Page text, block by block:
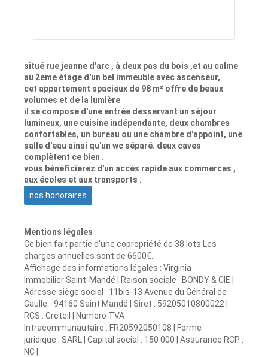
situé rue jeanne d'arc , à deux pas du bois ,et au calme
au 2eme étage d'un bel immeuble avec ascenseur,
cet appartement spacieux de 98 m² offre de beaux
volumes et de la lumière
il se compose d'une entrée desservant un séjour
lumineux, une cuisine indépendante, deux chambres
confortables, un bureau ou une chambre d'appoint, une
salle d'eau ainsi qu'un wc séparé. deux caves
complètent ce bien .
vous bénéficierez d'un accès rapide aux commerces ,
aux écoles et aux transports .
nos honoraires
Mentions légales
Ce bien fait partie d'une copropriété de 38 lots.Les
charges annuelles sont de 6600€.
Affichage des informations légales : Virginia
Immobilier Saint-Mandé | Raison sociale : BONDY & CIE |
Adresse siège social : 11bis-13 Avenue du Général de
Gaulle - 94160 Saint Mandé | Siret : 59205010800022 |
RCS : Creteil | Numero TVA
Intracommunautaire : FR20592050108 | Forme
juridique : SARL | Capital social : 150 000 | Assurance RCP :
NC |